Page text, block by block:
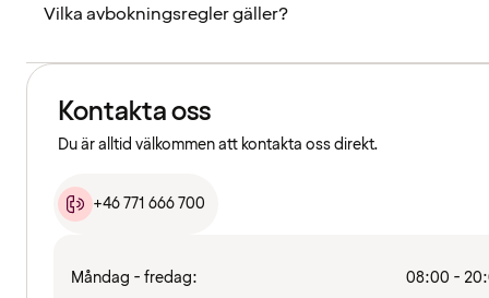
Vilka avbokningsregler gäller?
Kontakta oss
Du är alltid välkommen att kontakta oss direkt.
+46 771 666 700
Måndag - fredag: 08:00 -